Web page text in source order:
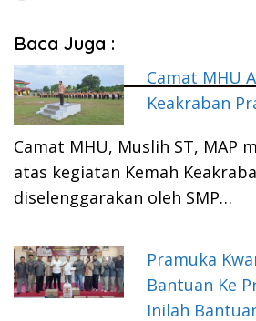
Baca Juga :
Camat MHU
Keakraban
Camat MHU, Muslih ST, MAP
atas kegiatan Kemah
diselenggarakan oleh SMP…
Pramuka
Bantuan Ke
Inilah